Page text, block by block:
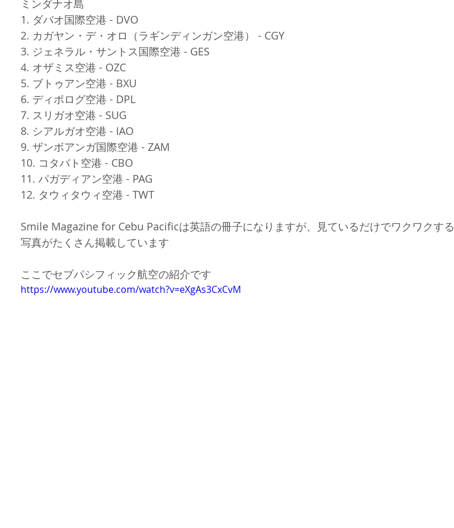
ミンダナオ島
1. ダバオ国際空港 - DVO
2. カガヤン・デ・オロ（ラギンディンガン空港） - CGY
3. ジェネラル・サントス国際空港 - GES
4. オザミス空港 - OZC
5. ブトゥアン空港 - BXU
6. ディポログ空港 - DPL
7. スリガオ空港 - SUG
8. シアルガオ空港 - IAO
9. ザンボアンガ国際空港 - ZAM
10. コタバト空港 - CBO
11. パガディアン空港 - PAG
12. タウィタウィ空港 - TWT
Smile Magazine for Cebu Pacificは英語の冊子になりますが、見ているだけでワクワクする
写真がたくさん掲載しています
ここでセブパシフィック航空の紹介です
https://www.youtube.com/watch?v=eXgAs3CxCvM